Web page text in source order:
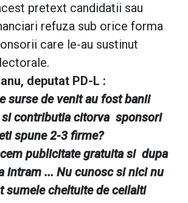
pretext candidatii sau
refuza sub orice forma
care le-au sustinut
deputat PD-L :
surse de venit au fost banii
si contributia citorva sponsori
spune 2-3 firme?
publicitate gratuita si dupa
intram ... Nu cunosc si nici nu
sumele cheltuite de ceilalti